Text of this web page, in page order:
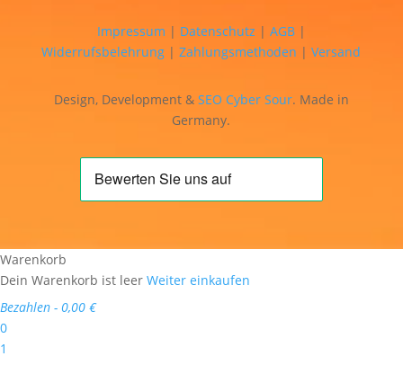
Impressum | Datenschutz | AGB|
Widerrufsbelehrung |Zahlungsmethoden |Versand
Design, Development & SEO Cyber Sour. Made in
Germany.
Warenkorb
Dein Warenkorb ist leer Weiter einkaufen
Bezahlen - 0,00 €
0
1